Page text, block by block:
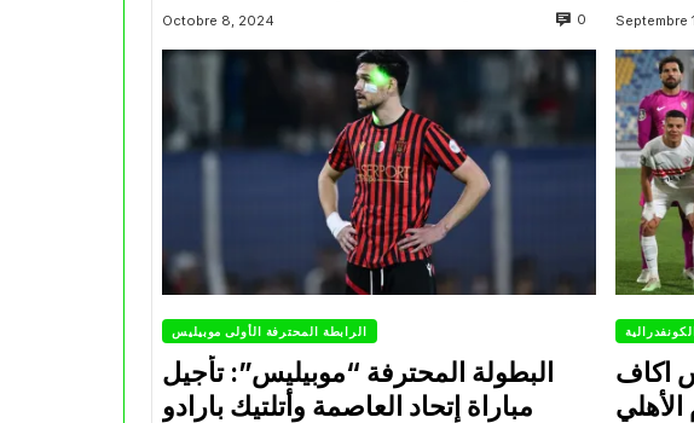
Octobre 8, 2024 0 Septembre
الرابطة المحترفة الأولى موبيليس
البطولة المحترفة “موبيليس”: تأجيل
مباراة إتحاد العاصمة وأتلتيك بارادو
اكاف